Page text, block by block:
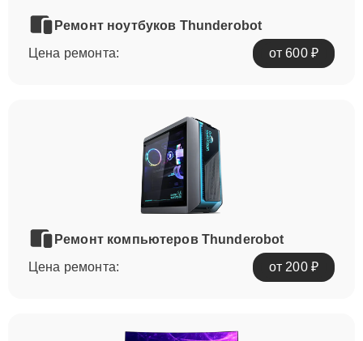
Ремонт ноутбуков Thunderobot
Цена ремонта:
от 600 ₽
Ремонт компьютеров Thunderobot
Цена ремонта:
от 200 ₽